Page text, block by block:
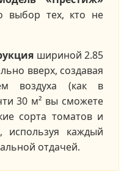
выбор тех, кто не
шириной 2.85
вверх, создавая
воздуха (как в
30 м² вы сможете
сорта томатов и
используя каждый
отдачей.